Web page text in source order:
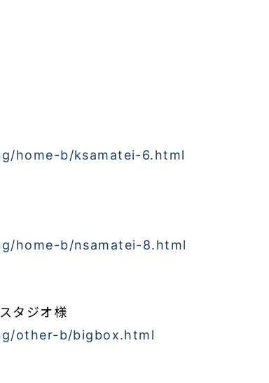
home-b/ksamatei-6.html
home-b/nsamatei-8.html
タジオ様
other-b/bigbox.html